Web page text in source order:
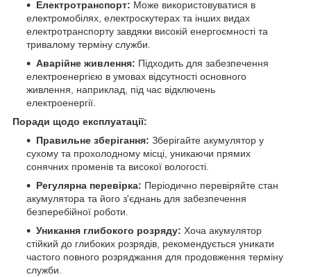
Електротранспорт: Може використовуватися в
електромобілях, електроскутерах та інших видах
електротранспорту завдяки високій енергоємності та
тривалому терміну служби.​
Аварійне живлення: Підходить для забезпечення
електроенергією в умовах відсутності основного
живлення, наприклад, під час відключень
електроенергії.​
Поради щодо експлуатації:
Правильне зберігання: Зберігайте акумулятор у
сухому та прохолодному місці, уникаючи прямих
сонячних променів та високої вологості.​
Регулярна перевірка: Періодично перевіряйте стан
акумулятора та його з'єднань для забезпечення
безперебійної роботи.​
Уникання глибокого розряду: Хоча акумулятор
стійкий до глибоких розрядів, рекомендується уникати
частого повного розряджання для продовження терміну
служби.​